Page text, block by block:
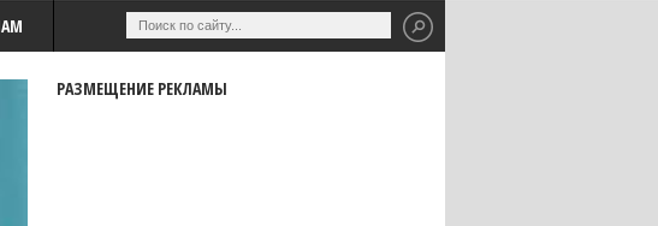
РАЗМЕЩЕНИЕ РЕКЛАМЫ